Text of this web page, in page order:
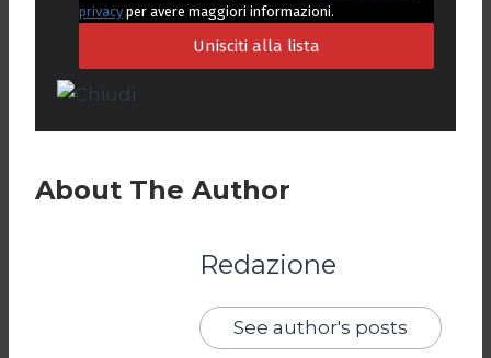
privacy per avere maggiori informazioni.
About The Author
Redazione
See author's posts